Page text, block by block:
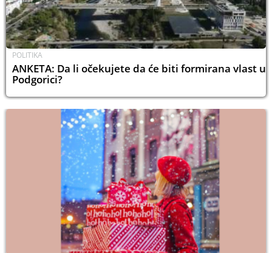
POLITIKA
ANKETA: Da li očekujete da će biti formirana vlast u
Podgorici?